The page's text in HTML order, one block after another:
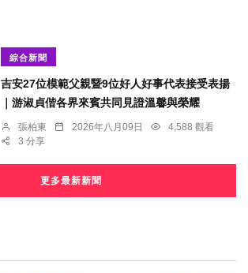
綜合新聞
吉安27位模範父親暨9位好人好事代表接受表揚
｜游淑貞偕各界來賓共同見證溫馨與榮耀
張柏東 2026年八月09日
4,588 觀看
3 分享
更多最新新聞